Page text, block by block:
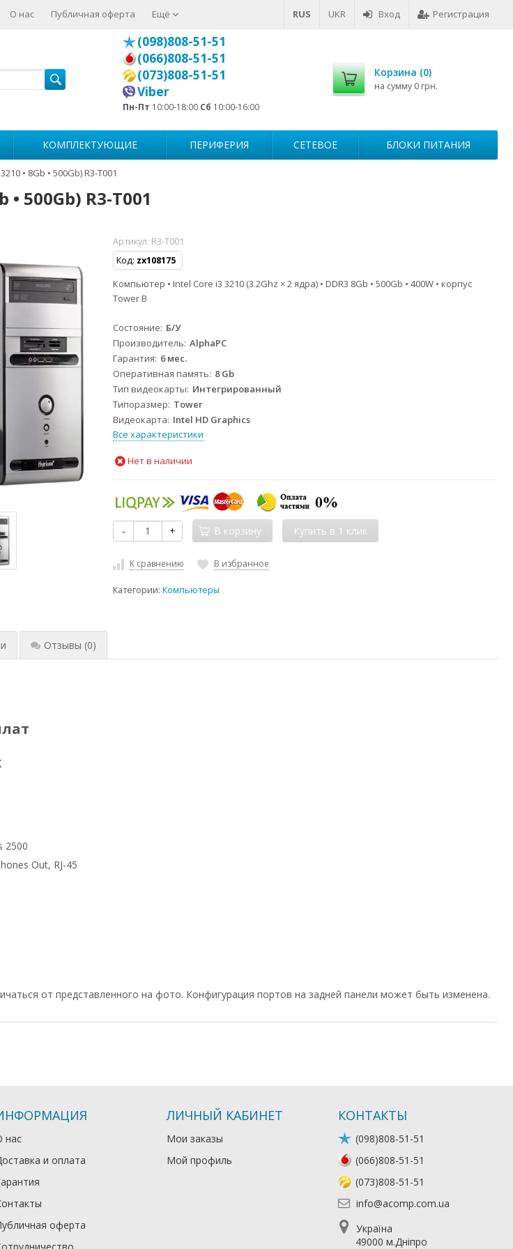
RUS UKR Вход Регистрация
О нас Публичная оферта Ещё
(098)808-51-51
(066)808-51-51
(073)808-51-51
Viber
Пн-Пт 10:00-18:00 Сб 10:00-16:00
Корзина (0)
на сумму 0 грн.
КОМПЛЕКТУЮЩИЕ ПЕРИФЕРИЯ СЕТЕВОЕ БЛОКИ ПИТАНИЯ
• 8Gb • 500Gb) R3-T001
• 500Gb) R3-T001
Артикул: R3-T001
Код: zx108175
Компьютер • Intel Core i3 3210 (3.2Ghz × 2 ядра) • DDR3 8Gb • 500Gb • 400W • корпус
Tower B
Состояние Б/У
Производитель AlphaPC
Гарантия 6 мес.
Оперативная память 8 Gb
Тип видеокарты Интегрированный
Типоразмер Tower
Видеокарта Intel HD Graphics
Все характеристики
Нет в наличии
- + В корзину
К сравнению В избранное
Категории:Компьютеры
Отзывы (0)
2500
Out, RJ-45
от представленного на фото. Конфигурация портов на задней панели может быть изменена.
нас
и оплата
оферта
ЛИЧНЫЙ КАБИНЕТ
Мои заказы
Мой профиль
КОНТАКТЫ
(098)808-51-51
(066)808-51-51
(073)808-51-51
info@acomp.com.ua
Україна
49000 м.Дніпро